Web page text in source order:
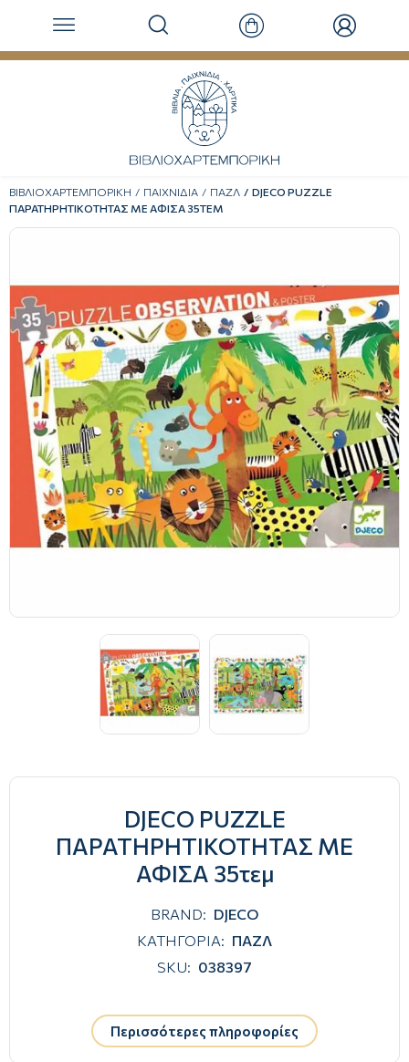
ΒΙΒΛΙΟΧΑΡΤΕΜΠΟΡΙΚΗ ΠΑΙΧΝΙΔΙΑ ΠΑΖΛ
DJECO PUZZLE
ΠΑΡΑΤΗΡΗΤΙΚΟΤΗΤΑΣ ΜΕ ΑΦΙΣΑ 35ΤΕΜ
DJECO PUZZLE
ΠΑΡΑΤΗΡΗΤΙΚΟΤΗΤΑΣ ΜΕ
ΑΦΙΣΑ 35τεμ
BRAND: DJECO
ΚΑΤΗΓΟΡΙΑ: ΠΑΖΛ
SKU: 038397
Περισσότερες πληροφορίες